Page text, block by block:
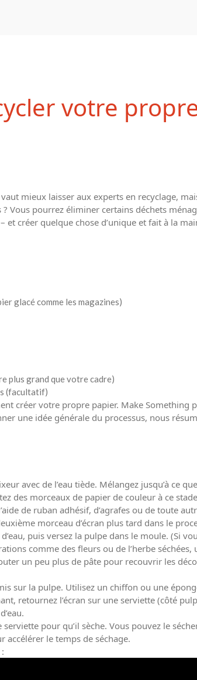
votre
mieux laisser aux experts en recyclage,
Vous pourrez éliminer certains déchets
créer quelque chose d’unique et fait à la
glacé comme les magazines)
plus grand que votre cadre)
(facultatif)
créer votre propre papier. Make Something
une idée générale du processus, nous
avec de l’eau tiède. Mélangez jusqu’à ce
des morceaux de papier de couleur à ce
de ruban adhésif, d’agrafes ou de toute
morceau d’écran plus tard dans le
puis versez la pulpe dans le moule. (Si
comme des fleurs ou de l’herbe
un peu plus de pâte pour recouvrir les
sur la pulpe. Utilisez un chiffon ou une
retournez l’écran sur une serviette (côté
pour qu’il sèche. Vous pouvez le
accélérer le temps de séchage.